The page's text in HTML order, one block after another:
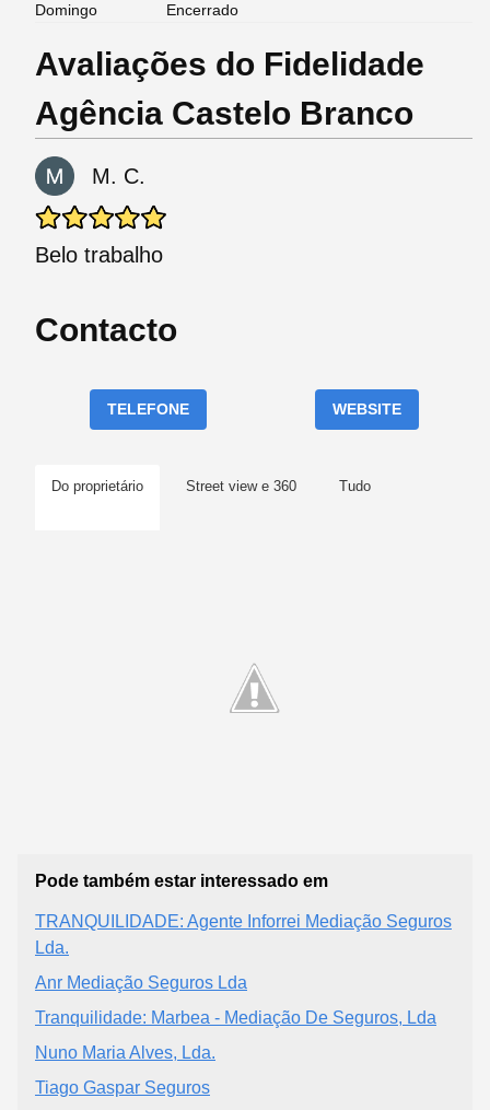
Domingo
Encerrado
Avaliações do Fidelidade
Agência Castelo Branco
M. C.
Belo trabalho
Contacto
TELEFONE WEBSITE
Do proprietário Street view e 360 Tudo
Pode também estar interessado em
TRANQUILIDADE: Agente Inforrei Mediação Seguros
Lda.
Anr Mediação Seguros Lda
Tranquilidade: Marbea - Mediação De Seguros, Lda
Nuno Maria Alves, Lda.
Tiago Gaspar Seguros